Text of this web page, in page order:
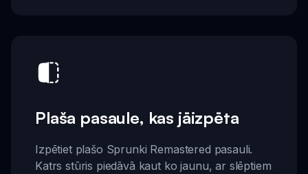
Plaša pasaule, kas jāizpēta
Izpētiet plašo Sprunki Remastered pasauli.
Katrs stūris piedāvā kaut ko jaunu, ar slēptiem